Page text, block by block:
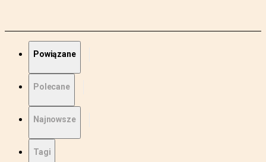
Powiązane
Polecane
Najnowsze
Tagi